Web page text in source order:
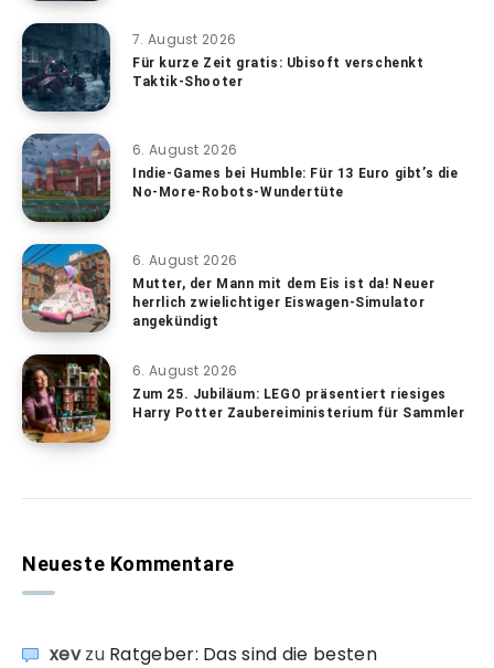
7. August 2026
Für kurze Zeit gratis: Ubisoft verschenkt
Taktik-Shooter
6. August 2026
Indie-Games bei Humble: Für 13 Euro gibt’s die
No-More-Robots-Wundertüte
6. August 2026
Mutter, der Mann mit dem Eis ist da! Neuer
herrlich zwielichtiger Eiswagen-Simulator
angekündigt
6. August 2026
Zum 25. Jubiläum: LEGO präsentiert riesiges
Harry Potter Zaubereiministerium für Sammler
Neueste Kommentare
xevzu Ratgeber: Das sind die besten